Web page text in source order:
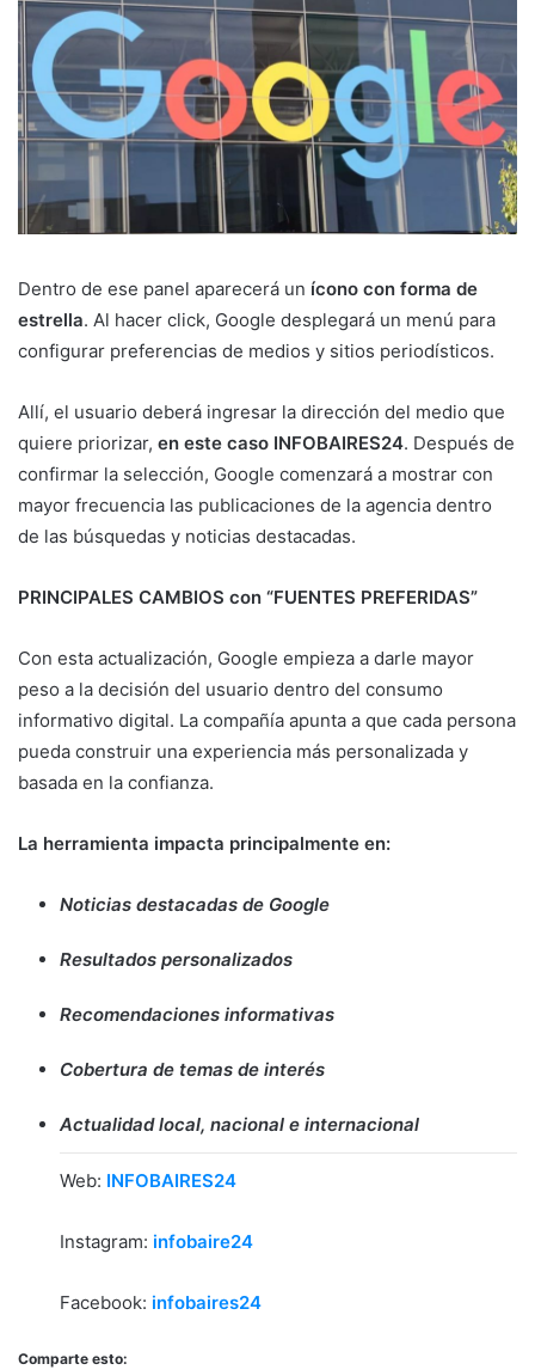
Dentro de ese panel aparecerá un ícono con forma de
estrella. Al hacer click, Google desplegará un menú para
configurar preferencias de medios y sitios periodísticos.
Allí, el usuario deberá ingresar la dirección del medio que
quiere priorizar, en este caso INFOBAIRES24. Después de
confirmar la selección, Google comenzará a mostrar con
mayor frecuencia las publicaciones de la agencia dentro
de las búsquedas y noticias destacadas.
PRINCIPALES CAMBIOS con “FUENTES PREFERIDAS”
Con esta actualización, Google empieza a darle mayor
peso a la decisión del usuario dentro del consumo
informativo digital. La compañía apunta a que cada persona
pueda construir una experiencia más personalizada y
basada en la confianza.
La herramienta impacta principalmente en:
Noticias destacadas de Google
Resultados personalizados
Recomendaciones informativas
Cobertura de temas de interés
Actualidad local, nacional e internacional
Web: INFOBAIRES24
Instagram: infobaire24
Facebook: infobaires24
Comparte esto: